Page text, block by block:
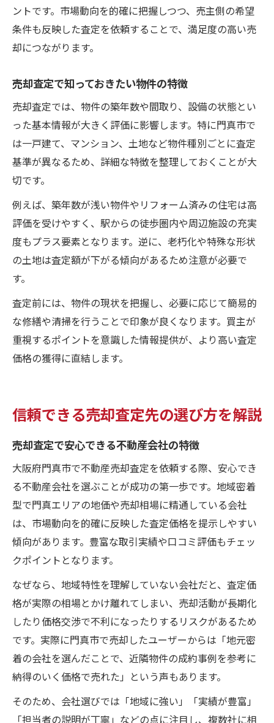
ントです。市場動向を的確に把握しつつ、売主側の希望
条件も反映した査定を依頼することで、満足度の高い売
却につながります。
売却査定で知っておきたい物件の特徴
売却査定では、物件の築年数や間取り、設備の状態とい
った基本情報が大きく評価に影響します。特に門真市で
は一戸建て、マンション、土地など物件種別ごとに査定
基準が異なるため、詳細な特徴を整理しておくことが大
切です。
例えば、築年数が浅い物件やリフォーム済みの住宅は高
評価を受けやすく、駅からの徒歩圏内や周辺施設の充実
度もプラス要素となります。逆に、老朽化や特殊な形状
の土地は査定額が下がる傾向があるため注意が必要で
す。
査定前には、物件の現状を把握し、必要に応じて簡易的
な修繕や清掃を行うことで印象が良くなります。買主が
重視するポイントを意識した情報提供が、より高い査定
価格の獲得に直結します。
信頼できる売却査定先の選び方を解説
売却査定で安心できる不動産会社の特徴
大阪府門真市で不動産売却査定を依頼する際、安心でき
る不動産会社を選ぶことが成功の第一歩です。地域密着
型で門真エリアの地価や売却相場に精通している会社
は、市場動向を的確に反映した査定価格を提示しやすい
傾向があります。豊富な取引実績や口コミ評価もチェッ
クポイントとなります。
なぜなら、地域特性を理解していない会社だと、査定価
格が実際の相場とかけ離れてしまい、売却活動が長期化
したり価格交渉で不利になったりするリスクがあるため
です。実際に門真市で売却したユーザーからは「地元密
着の会社を選んだことで、近隣物件の成約事例を参考に
納得のいく価格で売れた」という声もあります。
そのため、会社選びでは「地域に強い」「実績が豊富」
「担当者の説明が丁寧」などの点に注目し、複数社に相